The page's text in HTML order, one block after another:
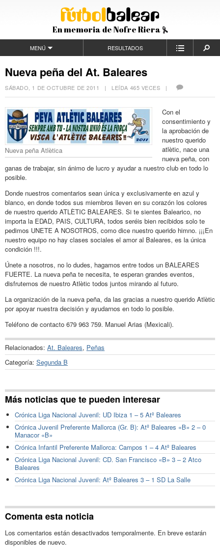
En memoria de Nofre Riera
MENÚ RESULTADOS
Nueva peña del At. Baleares
SÁBADO, 1 DE OCTUBRE DE 2011 | LEÍDA 465 VECES |
Nueva peña Atlètica
Con el
consentimiento y
la aprobación de
nuestro querido
atlètic, nace una
nueva peña, con
ganas de trabajar, sin ánimo de lucro y ayudar a nuestro club en todo lo
posible.
Donde nuestros comentarios sean única y exclusivamente en azul y
blanco, en donde todos sus miembros lleven en su corazón los colores
de nuestro querido ATLÈTIC BALEARES. Si te sientes Balearico, no
importa la EDAD, PAIS, CULTURA, todos seréis bien recibidos solo te
pedimos UNETE A NOSOTROS, como dice nuestro querido himno. ¡¡¡En
nuestro equipo no hay clases sociales el amor al Baleares, es la única
condición !!!.
Únete a nosotros, no lo dudes, hagamos entre todos un BALEARES
FUERTE. La nueva peña te necesita, te esperan grandes eventos,
disfrutemos de nuestro Atlètic todos juntos mirando al futuro.
La organización de la nueva peña, da las gracias a nuestro querido Atlètic
por apoyar nuestra decisión y ayudarnos en todo lo posible.
Teléfono de contacto 679 963 759. Manuel Arias (Mexicali).
Relacionados: At. Baleares, Peñas
Categoría: Segunda B
Más noticias que te pueden interesar
Crónica Liga Nacional Juvenil: UD Ibiza 1 – 5 Atº Baleares
Crónica Juvenil Preferente Mallorca (Gr. B): Atº Baleares «B» 2 – 0
Manacor «B»
Crónica Infantil Preferente Mallorca: Campos 1 – 4 Atº Baleares
Crónica Liga Nacional Juvenil: CD. San Francisco «B» 3 – 2 Atco
Baleares
Crónica Liga Nacional Juvenil: Atº Baleares 3 – 1 SD La Salle
Comenta esta noticia
Los comentarios están desactivados temporalmente. En breve estarán
disponibles de nuevo.